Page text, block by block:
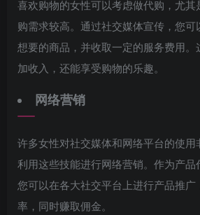
喜欢购物的女性可以考虑做代购，尤
购需求较高。通过社交媒体宣传，您可
想要的商品，并收取一定的服务费用。
加收入，还能享受购物的乐趣。
网络营销
许多女性对社交媒体和网络平台的使用
利用这些技能进行网络营销。作为产品
您可以在各大社交平台上进行产品推
率，同时赚取佣金。